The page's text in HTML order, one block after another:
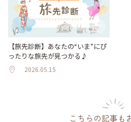
【旅先診断】あなたの“いま”にぴ
ったりな旅先が見つかる♪
2026.05.15
こちらの記事も